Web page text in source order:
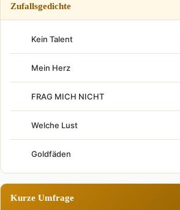
Zufallsgedichte
Kein Talent
Mein Herz
FRAG MICH NICHT
Welche Lust
Goldfäden
Kurze Umfrage